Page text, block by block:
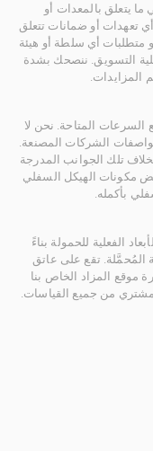
يتعلق بالمعدات أو
تعهدات أو ضمانات تتعلق
أو متطلبات أي سلطة أو هيئة
التسويق. ننصحك بشدة
المتاحة. نحن لا
الشركات المصنعة.
تلك الجوانب المدرجة
مكونات الهيكل السفلي
بأكمله.
الفعلية للحمولة بناءً
المُحمَّلة. تقع على عاتق
موقع المزاد الخاص بنا
من جميع القياسات.